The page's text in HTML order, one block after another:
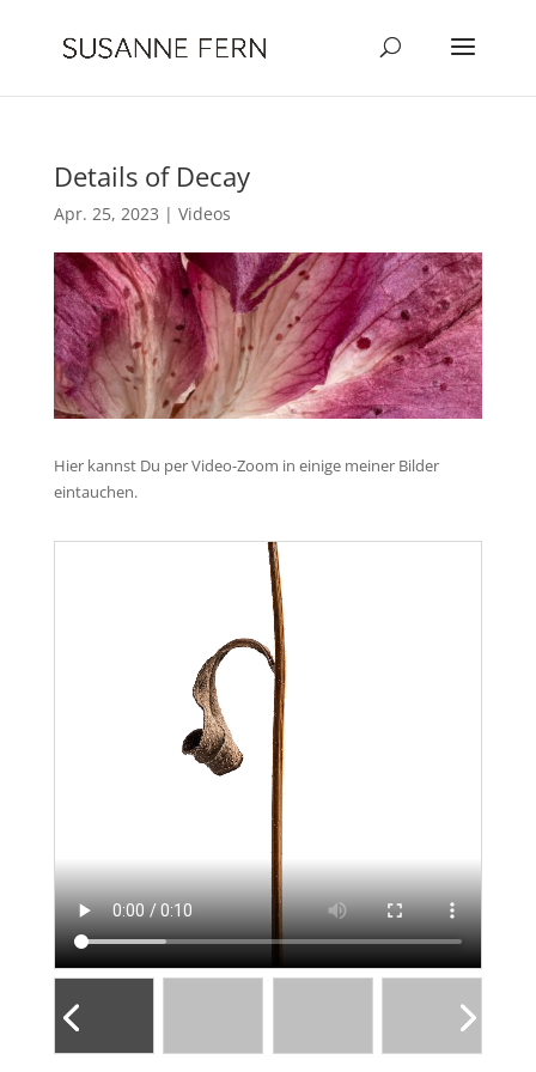
Details of Decay
Apr. 25, 2023 | Videos
Hier kannst Du per Video-Zoom in einige meiner Bilder
eintauchen.